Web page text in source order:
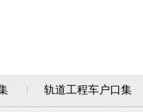
轨道工程车户口集